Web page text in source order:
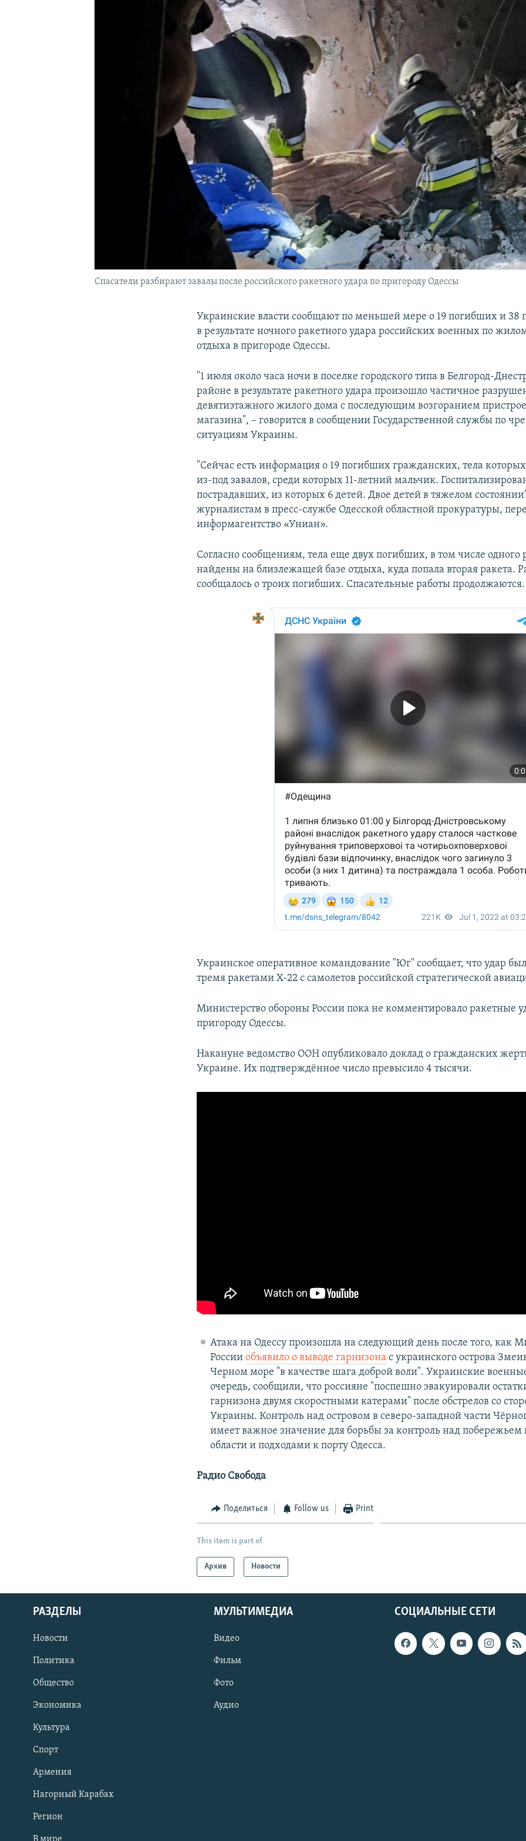
Спасатели разбирают завалы после российского ракетного удара по пригороду Одессы
Украинские власти сообщают по меньшей мере о 19 погибших и 38
в результате ночного ракетного удара российских военных по
отдыха в пригороде Одессы.
"1 июля около часа ночи в поселке городского типа в Белгород-
районе в результате ракетного удара произошло частичное
девятиэтажного жилого дома с последующим возгоранием
магазина", – говорится в сообщении Государственной службы по
ситуациям Украины.
"Сейчас есть информация о 19 погибших гражданских, тела
из-под завалов, среди которых 11-летний мальчик.
пострадавших, из которых 6 детей. Двое детей в тяжелом
журналистам в пресс-службе Одесской областной прокуратуры,
информагентство «Униан».
Согласно сообщениям, тела еще двух погибших, в том числе одного
найдены на близлежащей базе отдыха, куда попала вторая ракета.
сообщалось о троих погибших. Спасательные работы продолжаются.
Украинское оперативное командование "Юг" сообщает, что удар
тремя ракетами Х-22 с самолетов российской стратегической
Министерство обороны России пока не комментировало ракетные
пригороду Одессы.
Накануне ведомство ООН опубликовало доклад о гражданских
Украине. Их подтверждённое число превысило 4 тысячи.
Атака на Одессу произошла на следующий день после того, как
России объявило о выводе гарнизона с украинского острова
Черном море "в качестве шага доброй воли". Украинские
очередь, сообщили, что россияне "поспешно эвакуировали
гарнизона двумя скоростными катерами" после обстрелов со
Украины. Контроль над островом в северо-западной части
имеет важное значение для борьбы за контроль над побережьем
области и подходами к порту Одесса.
Радио Свобода
Поделиться Follow us Print
This item is part of
Архив Новости
СОЦИАЛЬНЫЕ СЕТИ
РАЗДЕЛЫ
Новости
Политика
Общество
Экономика
Культура
Спорт
Армения
Нагорный Карабах
Регион
МУЛЬТИМЕДИА
Видео
Фильм
Фото
Аудио